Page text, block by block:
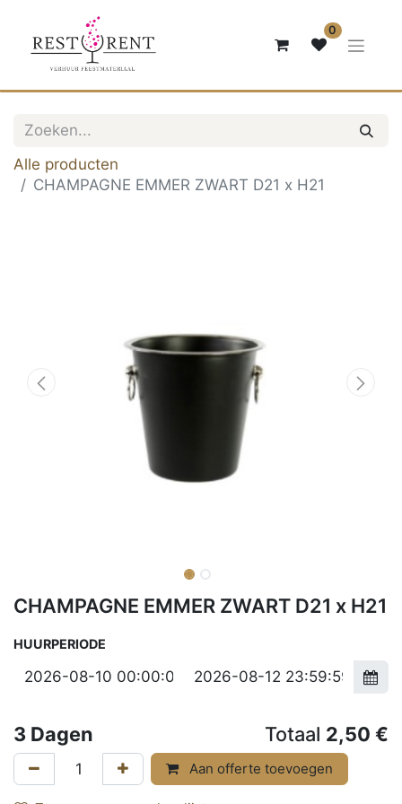
0
Alle producten
CHAMPAGNE EMMER ZWART D21 x H21
CHAMPAGNE EMMER ZWART D21 x H21
HUURPERIODE
3 Dagen Totaal 2,50 €
Aan offerte toevoegen